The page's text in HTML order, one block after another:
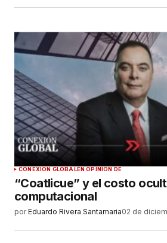
CONEXIÓN GLOBALEN OPINIÓN DE
“Coatlicue” y el costo
computacional
por Eduardo Rivera Santamaria02 de